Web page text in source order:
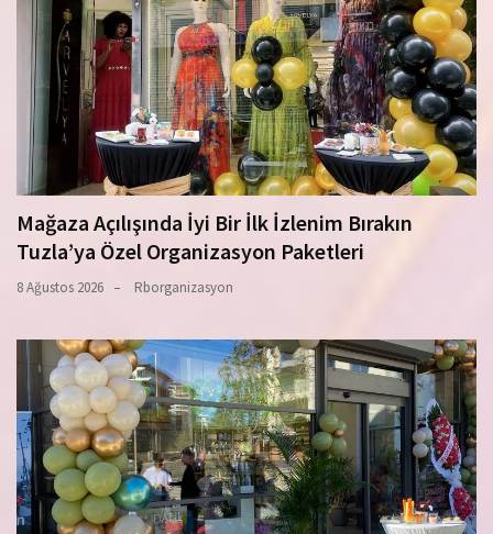
Mağaza Açılışında İyi Bir İlk İzlenim Bırakın
Tuzla’ya Özel Organizasyon Paketleri
8 Ağustos 2026 Rborganizasyon